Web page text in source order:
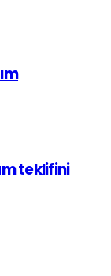
teklifini